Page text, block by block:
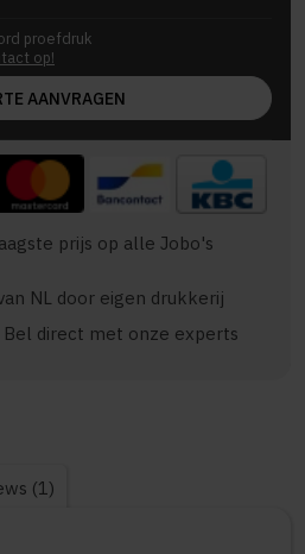
proefdruk
op!
AANVRAGEN
prijs op alle Jobo's
NL door eigen drukkerij
Bel direct met onze experts
(1)